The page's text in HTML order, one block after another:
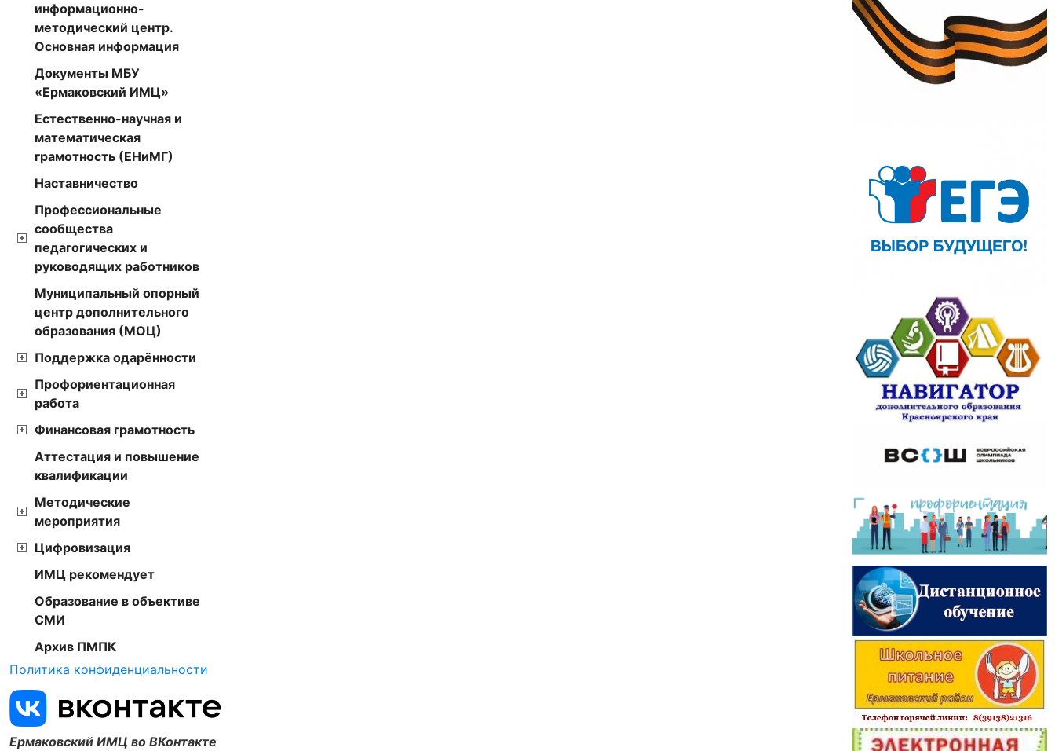
информационно-
методический центр.
Основная информация
Документы МБУ
«Ермаковский ИМЦ»
Естественно-научная и
математическая
грамотность (ЕНиМГ)
Наставничество
Профессиональные
сообщества
педагогических и
руководящих работников
Муниципальный опорный
центр дополнительного
образования (МОЦ)
Поддержка одарённости
Профориентационная
работа
Финансовая грамотность
Аттестация и повышение
квалификации
Методические
мероприятия
Цифровизация
ИМЦ рекомендует
Образование в объективе
СМИ
Архив ПМПК
Политика конфиденциальности
Ермаковский ИМЦ во ВКонтакте